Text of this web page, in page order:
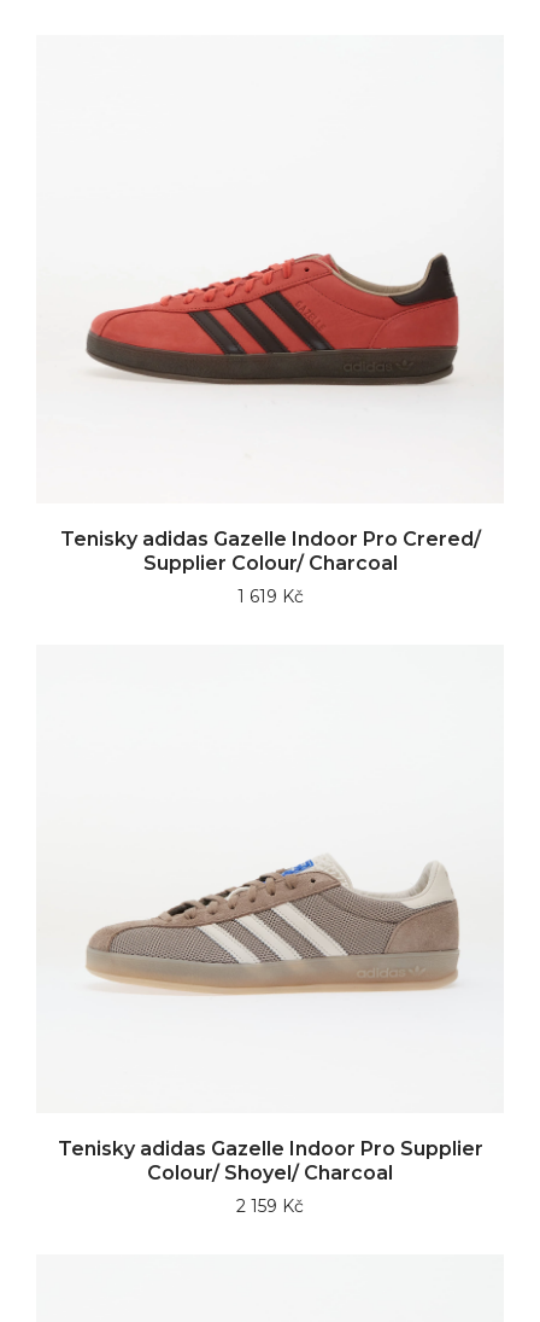
Tenisky adidas Gazelle Indoor Pro Crered/
Supplier Colour/ Charcoal
1 619 Kč
Tenisky adidas Gazelle Indoor Pro Supplier
Colour/ Shoyel/ Charcoal
2 159 Kč